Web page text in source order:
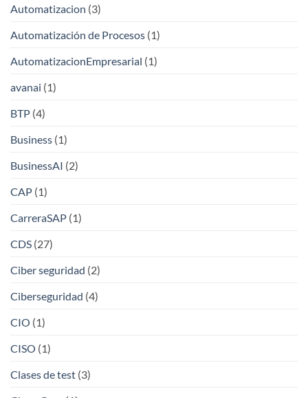
Automatizacion (3)
Automatización de Procesos (1)
AutomatizacionEmpresarial (1)
avanai (1)
BTP (4)
Business (1)
BusinessAI (2)
CAP (1)
CarreraSAP (1)
CDS (27)
Ciber seguridad (2)
Ciberseguridad (4)
CIO (1)
CISO (1)
Clases de test (3)